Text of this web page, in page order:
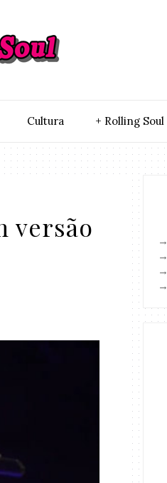
Cultura + Rolling Soul
versão
→
→
→
→